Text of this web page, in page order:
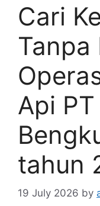
Cari
Tanpa
Api PT
tahun
19 July 2026 by